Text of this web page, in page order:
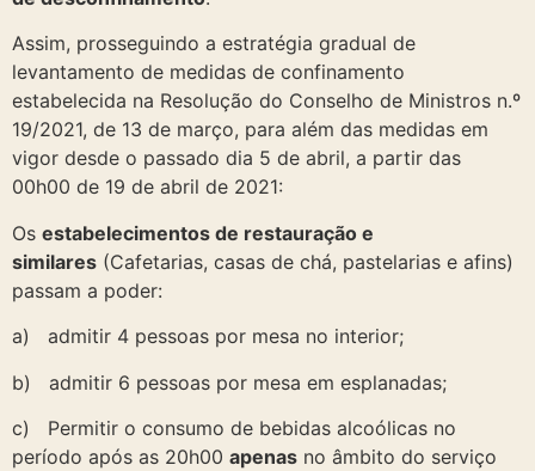
Assim, prosseguindo a estratégia gradual de
levantamento de medidas de confinamento
estabelecida na Resolução do Conselho de Ministros n.º
19/2021, de 13 de março, para além das medidas em
vigor desde o passado dia 5 de abril, a partir das
00h00 de 19 de abril de 2021:
Os estabelecimentos de restauração e
similares (Cafetarias, casas de chá, pastelarias e afins)
passam a poder:
a) admitir 4 pessoas por mesa no interior;
b) admitir 6 pessoas por mesa em esplanadas;
c) Permitir o consumo de bebidas alcoólicas no
período após as 20h00 apenas no âmbito do serviço